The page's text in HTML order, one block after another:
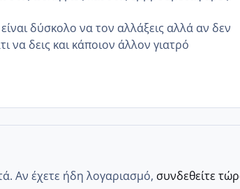
δύσκολο να τον αλλάξεις αλλά αν δεν
να δεις και κάποιον άλλον γιατρό
Αν έχετε ήδη λογαριασμό, συνδεθείτε